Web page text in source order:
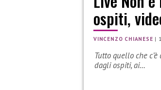
ospiti,
VINCENZO CHIANESE |
Tutto quello che
dagli ospiti, ai…